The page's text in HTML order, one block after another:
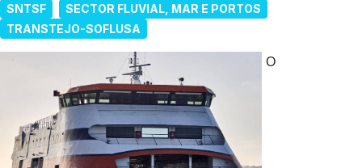
SNTSF
SECTOR FLUVIAL, MAR E PORTOS
TRANSTEJO-SOFLUSA
O